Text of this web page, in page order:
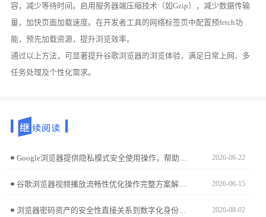
容，减少等待时间。启用服务器端压缩技术（如Gzip），减少数据传输
量，加快页面加载速度。在开发者工具的网络标签页中配置预fetch功
能，预先加载资源，提升浏览效率。
通过以上方法，可显著提升谷歌浏览器的浏览体验，满足日常上网、多
任务处理及个性化需求。
2026-06-22
谷歌浏览器视频播放流畅性优化操作完整方案解析，包括插件配置、播放优化和缓冲管理技巧，帮助用户实现稳定流畅的视频体验。 2026-06-15
浏览器密码资产的安全性直接关系到数字化身份保护。本安全迁移教学演示如何将已存账号凭据全量导出至本地加密表格，助您实现资产的自主可控备份与安全平稳迁移。 2026-08-02